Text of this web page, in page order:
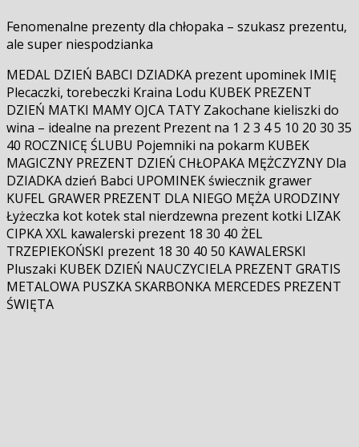
Fenomenalne prezenty dla chłopaka – szukasz prezentu,
ale super niespodzianka
MEDAL DZIEŃ BABCI DZIADKA prezent upominek IMIĘ
Plecaczki, torebeczki Kraina Lodu KUBEK PREZENT
DZIEŃ MATKI MAMY OJCA TATY Zakochane kieliszki do
wina – idealne na prezent Prezent na 1 2 3 4 5 10 20 30 35
40 ROCZNICĘ ŚLUBU Pojemniki na pokarm KUBEK
MAGICZNY PREZENT DZIEŃ CHŁOPAKA MĘŻCZYZNY Dla
DZIADKA dzień Babci UPOMINEK świecznik grawer
KUFEL GRAWER PREZENT DLA NIEGO MĘŻA URODZINY
Łyżeczka kot kotek stal nierdzewna prezent kotki LIZAK
CIPKA XXL kawalerski prezent 18 30 40 ŻEL
TRZEPIEKOŃSKI prezent 18 30 40 50 KAWALERSKI
Pluszaki KUBEK DZIEŃ NAUCZYCIELA PREZENT GRATIS
METALOWA PUSZKA SKARBONKA MERCEDES PREZENT
ŚWIĘTA